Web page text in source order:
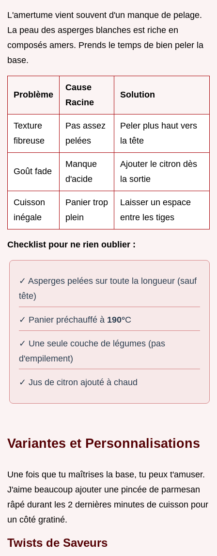
L'amertume vient souvent d'un manque de pelage.
La peau des asperges blanches est riche en
composés amers. Prends le temps de bien peler la
base.
Problème
Cause
Racine
Solution
Texture
fibreuse
Pas assez
pelées
Peler plus haut vers
la tête
Goût fade
Manque
d'acide
Ajouter le citron dès
la sortie
Cuisson
inégale
Panier trop
plein
Laisser un espace
entre les tiges
Checklist pour ne rien oublier :
✓ Asperges pelées sur toute la longueur (sauf
tête)
✓ Panier préchauffé à 190°C
✓ Une seule couche de légumes (pas
d'empilement)
✓ Jus de citron ajouté à chaud
Variantes et Personnalisations
Une fois que tu maîtrises la base, tu peux t'amuser.
J'aime beaucoup ajouter une pincée de parmesan
râpé durant les 2 dernières minutes de cuisson pour
un côté gratiné.
Twists de Saveurs